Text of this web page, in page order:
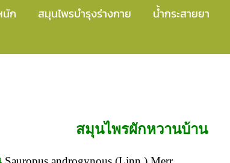
นัก สมุนไพรบำรุงร่างกาย
น้ำกระสายยา
สมุนไพรผักหวานบ้าน